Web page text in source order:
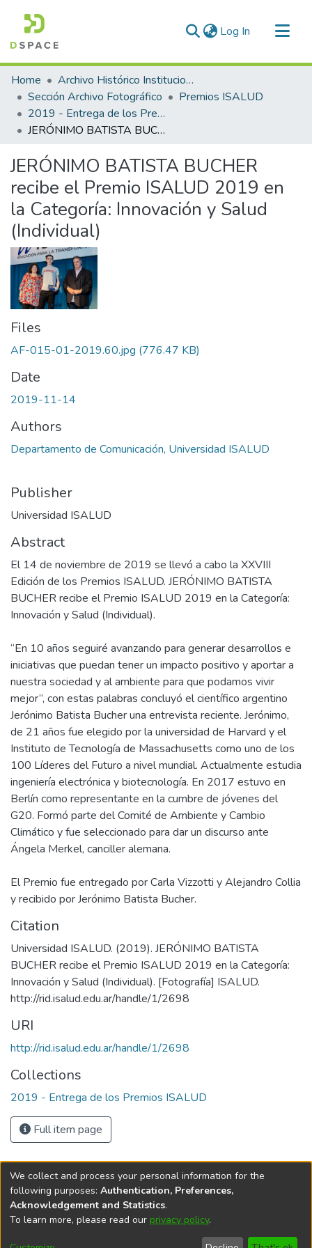
Log In (current)
Communities & Collections
All of DSpace
Statistics
Home
Archivo Histórico Institucional
Sección Archivo Fotográfico
Premios ISALUD
2019 - Entrega de los Premios ISALUD
JERÓNIMO BATISTA BUCHER recibe el Premio ISALUD 2019 en la Categoría: Innovación y Salud (Individual)
JERÓNIMO BATISTA BUCHER
recibe el Premio ISALUD 2019 en
la Categoría: Innovación y Salud
(Individual)
Files
AF-015-01-2019.60.jpg (776.47 KB)
Date
2019-11-14
Authors
Departamento de Comunicación, Universidad ISALUD
Publisher
Universidad ISALUD
Abstract
El 14 de noviembre de 2019 se llevó a cabo la XXVIII
Edición de los Premios ISALUD. JERÓNIMO BATISTA
BUCHER recibe el Premio ISALUD 2019 en la Categoría:
Innovación y Salud (Individual).
“En 10 años seguiré avanzando para generar desarrollos e
iniciativas que puedan tener un impacto positivo y aportar a
nuestra sociedad y al ambiente para que podamos vivir
mejor”, con estas palabras concluyó el científico argentino
Jerónimo Batista Bucher una entrevista reciente. Jerónimo,
de 21 años fue elegido por la universidad de Harvard y el
Instituto de Tecnología de Massachusetts como uno de los
100 Líderes del Futuro a nivel mundial. Actualmente estudia
ingeniería electrónica y biotecnología. En 2017 estuvo en
Berlín como representante en la cumbre de jóvenes del
G20. Formó parte del Comité de Ambiente y Cambio
Climático y fue seleccionado para dar un discurso ante
Ángela Merkel, canciller alemana.
El Premio fue entregado por Carla Vizzotti y Alejandro Collia
y recibido por Jerónimo Batista Bucher.
Citation
Universidad ISALUD. (2019). JERÓNIMO BATISTA
BUCHER recibe el Premio ISALUD 2019 en la Categoría:
Innovación y Salud (Individual). [Fotografía] ISALUD.
http://rid.isalud.edu.ar/handle/1/2698
URI
http://rid.isalud.edu.ar/handle/1/2698
Collections
2019 - Entrega de los Premios ISALUD
Full item page
DSpace softwarecopyright © 2002-2026
Cookie End User Send
We collect and process your personal information for the
following purposes: Authentication, Preferences,
Acknowledgement and Statistics.
To learn more, please read our privacy policy.